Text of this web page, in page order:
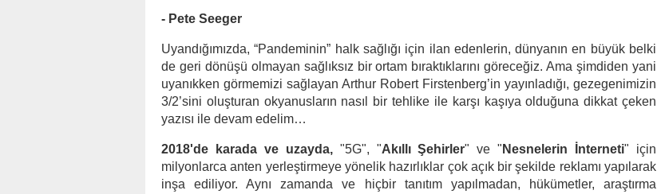
- Pete Seeger
Uyandığımızda, “Pandeminin” halk sağlığı için ilan edenlerin, dünyanın en büyük belki
de geri dönüşü olmayan sağlıksız bir ortam bıraktıklarını göreceğiz. Ama şimdiden yani
uyanıkken görmemizi sağlayan Arthur Robert Firstenberg’in yayınladığı, gezegenimizin
3/2’sini oluşturan okyanusların nasıl bir tehlike ile karşı kaşıya olduğuna dikkat çeken
yazısı ile devam edelim…
2018'de karada ve uzayda, "5G", "Akıllı Şehirler" ve " Nesnelerin İnterneti" için
milyonlarca anten yerleştirmeye yönelik hazırlıklar çok açık bir şekilde reklamı yapılarak
inşa ediliyor. Aynı zamanda ve hiçbir tanıtım yapılmadan, hükümetler, araştırma